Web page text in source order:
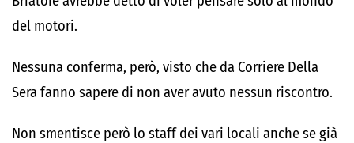
del motori.
Nessuna conferma, però, visto che da Corriere Della
Sera fanno sapere di non aver avuto nessun riscontro.
Non smentisce però lo staff dei vari locali anche se già